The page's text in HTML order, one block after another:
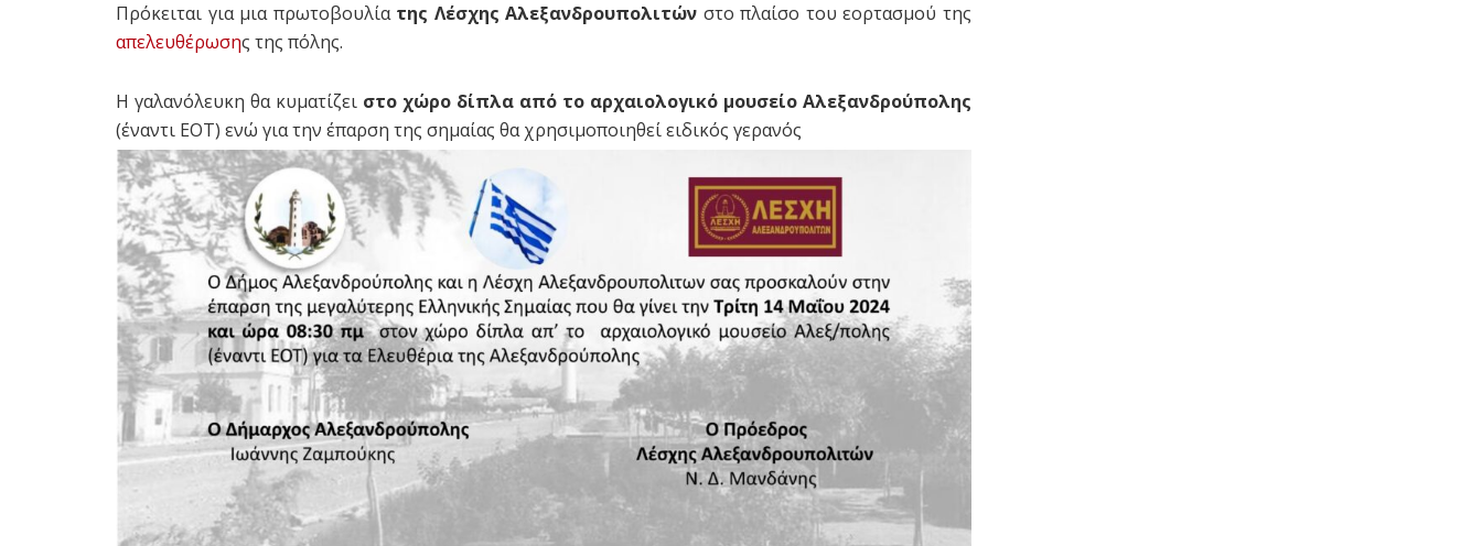
Πρόκειται για μια πρωτοβουλία της Λέσχης Αλεξανδρουπολιτών στο πλαίσο του εορτασμού της
απελευθέρωσης της πόλης.
Η γαλανόλευκη θα κυματίζει στο χώρο δίπλα από το αρχαιολογικό μουσείο Αλεξανδρούπολης
(έναντι ΕΟΤ) ενώ για την έπαρση της σημαίας θα χρησιμοποιηθεί ειδικός γερανός